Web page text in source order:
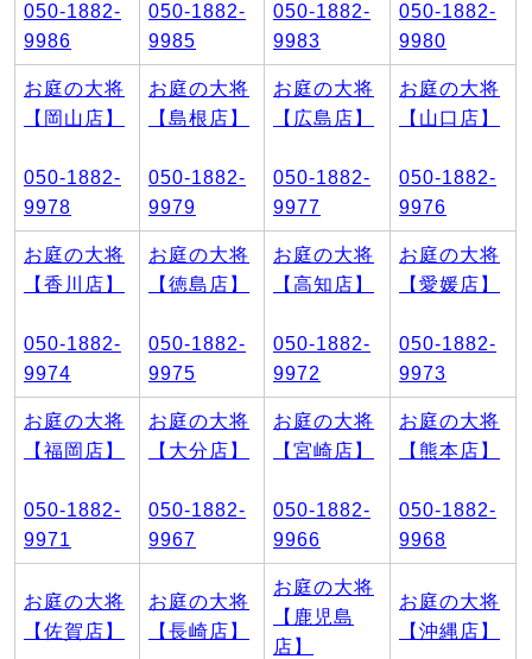
050-1882-
9986
050-1882-
9985
050-1882-
9983
050-1882-
9980
お庭の大将
【岡山店】
050-1882-
9978
お庭の大将
【島根店】
050-1882-
9979
お庭の大将
【広島店】
050-1882-
9977
お庭の大将
【山口店】
050-1882-
9976
お庭の大将
【香川店】
050-1882-
9974
お庭の大将
【徳島店】
050-1882-
9975
お庭の大将
【高知店】
050-1882-
9972
お庭の大将
【愛媛店】
050-1882-
9973
お庭の大将
【福岡店】
050-1882-
9971
お庭の大将
【大分店】
050-1882-
9967
お庭の大将
【宮崎店】
050-1882-
9966
お庭の大将
【熊本店】
050-1882-
9968
お庭の大将
【佐賀店】
お庭の大将
【長崎店】
お庭の大将
【鹿児島
店】
お庭の大将
【沖縄店】